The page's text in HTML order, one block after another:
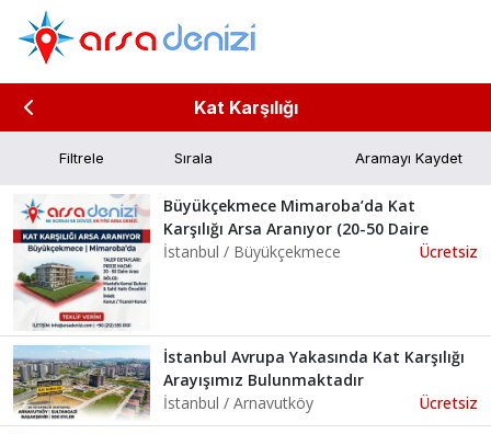
Kat Karşılığı
Filtrele Aramayı Kaydet
Büyükçekmece Mimaroba’da Kat
Karşılığı Arsa Aranıyor (20-50 Daire
İstanbul / Büyükçekmece
Ücretsiz
İstanbul Avrupa Yakasında Kat Karşılığı
Arayışımız Bulunmaktadır
İstanbul / Arnavutköy
Ücretsiz